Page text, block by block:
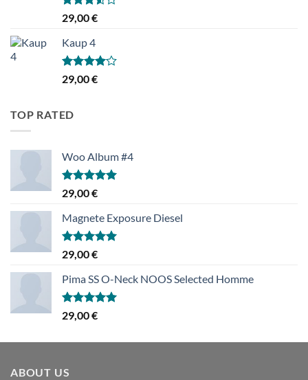
Hinnanguga
3.50
29,00€
Kaup 4
Hinnanguga
4.00
29,00€
TOP RATED
Woo Album #4
Hinnanguga
5.00
29,00€
Magnete Exposure Diesel
Hinnanguga
5.00
29,00€
Pima SS O-Neck NOOS Selected Homme
Hinnanguga
5.00
29,00€
ABOUT US